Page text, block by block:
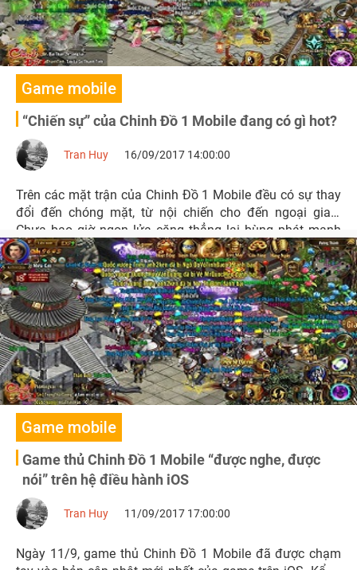
Game mobile
“Chiến sự” của Chinh Đồ 1 Mobile đang có gì hot?
Trên các mặt trận của Chinh Đồ 1 Mobile đều có sự thay
đổi đến chóng mặt, từ nội chiến cho đến ngoại giao.
Chưa bao giờ ngọn lửa căng thẳng lại bùng phát mạnh
đến như vậy.
Game mobile
Game thủ Chinh Đồ 1 Mobile “được nghe, được
nói” trên hệ điều hành iOS